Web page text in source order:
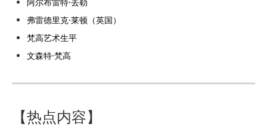
弗雷德里克·莱顿（英国）
梵高艺术生平
文森特·梵高
【热点内容】